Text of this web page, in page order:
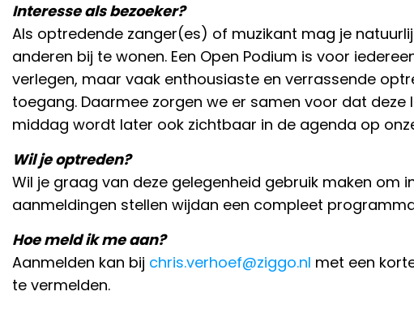
Interesse als bezoeker?
Als optredende zanger(es) of muzikant mag je
anderen bij te wonen. Een Open Podium is voor
verlegen, maar vaak enthousiaste en verrassende
toegang. Daarmee zorgen we er samen voor dat
middag wordt later ook zichtbaar in de agenda op
Wil je optreden?
Wil je graag van deze gelegenheid gebruik maken
aanmeldingen stellen wijdan een compleet
Hoe meld ik me aan?
Aanmelden kan bij chris.verhoef@ziggo.nl met een
te vermelden.